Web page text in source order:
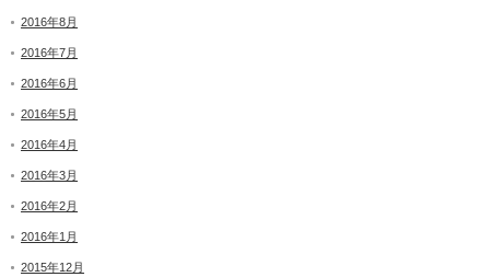
2016年8月
2016年7月
2016年6月
2016年5月
2016年4月
2016年3月
2016年2月
2016年1月
2015年12月